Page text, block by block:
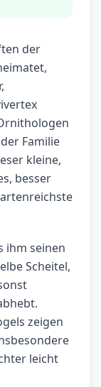
der
Familie
kleine,
besser
ihm seinen
Scheitel,
zeigen
leicht